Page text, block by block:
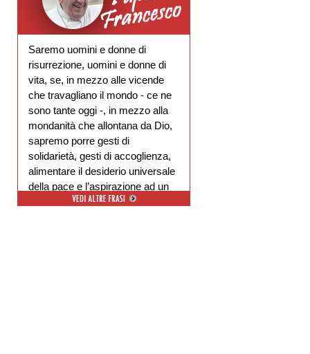
Saremo uomini e donne di
risurrezione, uomini e donne di
vita, se, in mezzo alle vicende
che travagliano il mondo - ce ne
sono tante oggi -, in mezzo alla
mondanità che allontana da Dio,
sapremo porre gesti di
solidarietà, gesti di accoglienza,
alimentare il desiderio universale
della pace e l’aspirazione ad un
ambiente libero dal degrado.